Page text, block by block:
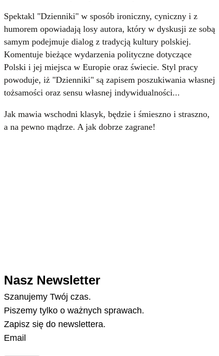
Spektakl "Dzienniki" w sposób ironiczny, cyniczny i z
humorem opowiadają losy autora, który w dyskusji ze sobą
samym podejmuje dialog z tradycją kultury polskiej.
Komentuje bieżące wydarzenia polityczne dotyczące
Polski i jej miejsca w Europie oraz świecie. Styl pracy
powoduje, iż "Dzienniki" są zapisem poszukiwania własnej
tożsamości oraz sensu własnej indywidualności...
Jak mawia wschodni klasyk, będzie i śmieszno i straszno,
a na pewno mądrze. A jak dobrze zagrane!
Nasz Newsletter
Szanujemy Twój czas.
Piszemy tylko o ważnych sprawach.
Zapisz się do newslettera.
Email